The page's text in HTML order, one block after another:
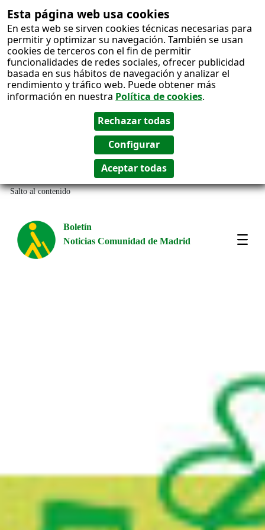
Esta página web usa cookies
En esta web se sirven cookies técnicas necesarias para
permitir y optimizar su navegación. También se usan
cookies de terceros con el fin de permitir
funcionalidades de redes sociales, ofrecer publicidad
basada en sus hábitos de navegación y analizar el
rendimiento y tráfico web. Puede obtener más
información en nuestra Política de cookies.
Salto al contenido
Boletín
Noticias Comunidad de Madrid